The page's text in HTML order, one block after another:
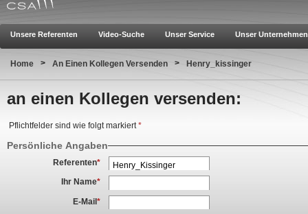
Unsere Referenten Video-Suche Unser Service Unser Unternehmen
Home > An Einen Kollegen Versenden > Henry_kissinger
an einen Kollegen versenden:
Pflichtfelder sind wie folgt markiert*
Persönliche Angaben
Referenten*
Ihr Name*
E-Mail*